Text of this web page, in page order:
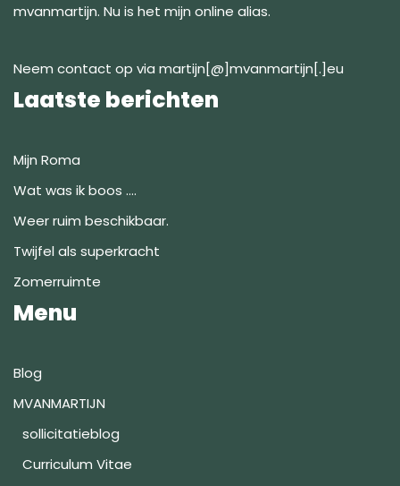
mvanmartijn. Nu is het mijn online alias.
Neem contact op via martijn[@]mvanmartijn[.]eu
Laatste berichten
Mijn Roma
Wat was ik boos ….
Weer ruim beschikbaar.
Twijfel als superkracht
Zomerruimte
Menu
Blog
MVANMARTIJN
sollicitatieblog
Curriculum Vitae